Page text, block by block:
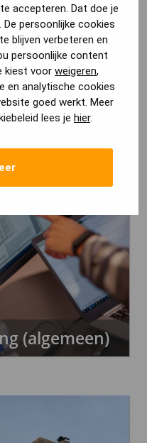
accepteren. Dat doe je
persoonlijke cookies
blijven verbeteren en
persoonlijke content
kiest voor weigeren,
en analytische cookies
goed werkt. Meer
lees je hier.
(algemeen)